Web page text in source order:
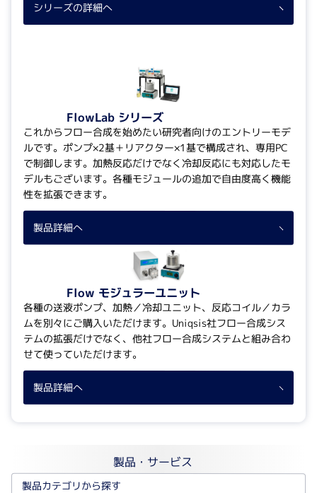
シリーズの詳細へ
FlowLab シリーズ
これからフロー合成を始めたい研究者向けのエントリーモデ
ルです。ポンプ×2基＋リアクター×1基で構成され、専用PC
で制御します。加熱反応だけでなく冷却反応にも対応したモ
デルもございます。各種モジュールの追加で自由度高く機能
性を拡張できます。
製品詳細へ
Flow モジュラーユニット
各種の送液ポンプ、加熱／冷却ユニット、反応コイル／カラ
ムを別々にご購入いただけます。Uniqsis社フロー合成シス
テムの拡張だけでなく、他社フロー合成システムと組み合わ
せて使っていただけます。
製品詳細へ
製品・サービス
製品カテゴリから探す